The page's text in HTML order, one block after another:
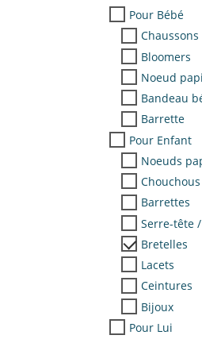
Pour Bébé
Bloomers
Noeud
Bandeau
Barrette
Pour Enfant
Noeuds
Chouchous
Barrettes
Serre-tête
Bretelles
Lacets
Ceintures
Bijoux
Pour Lui